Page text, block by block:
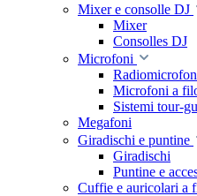
Mixer e consolle DJ
Mixer
Consolles DJ
Microfoni
Microfoni a
Sistemi tour-
Megafoni
Giradischi e puntine
Giradischi
Puntine e
Cuffie e auricolari a